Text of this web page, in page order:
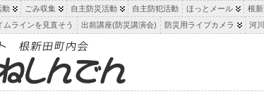
動 ごみ収集 自主防災活動 自主防犯活動 ほっとメール 根
ムラインを見直そう 出前講座(防災講演会) 防災用ライブカメラ 河